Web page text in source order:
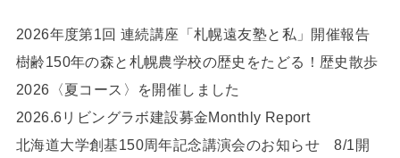
2026年度第1回 連続講座「札幌遠友塾と私」開催報告
樹齢150年の森と札幌農学校の歴史をたどる！歴史散歩
2026〈夏コース〉を開催しました
2026.6リビングラボ建設募金Monthly Report
北海道大学創基150周年記念講演会のお知らせ 8/1開